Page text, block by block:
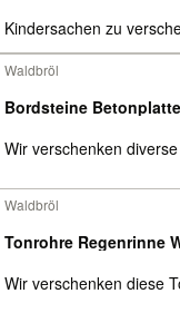
Kindersachen zu
Waldbröl
Bordsteine
Wir verschenken
Waldbröl
Tonrohre Regenrinne
Wir verschenken diese